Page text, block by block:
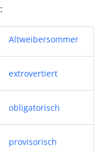
:
Altweibersommer
extrovertiert
obligatorisch
provisorisch